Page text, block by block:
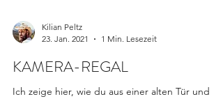
Kilian Peltz
23. Jan. 2021
1 Min. Lesezeit
KAMERA-REGAL
Ich zeige hier, wie du aus einer alten Tür und